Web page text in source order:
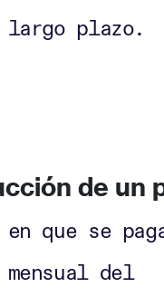
largo plazo.
de un
en que se
mensual del